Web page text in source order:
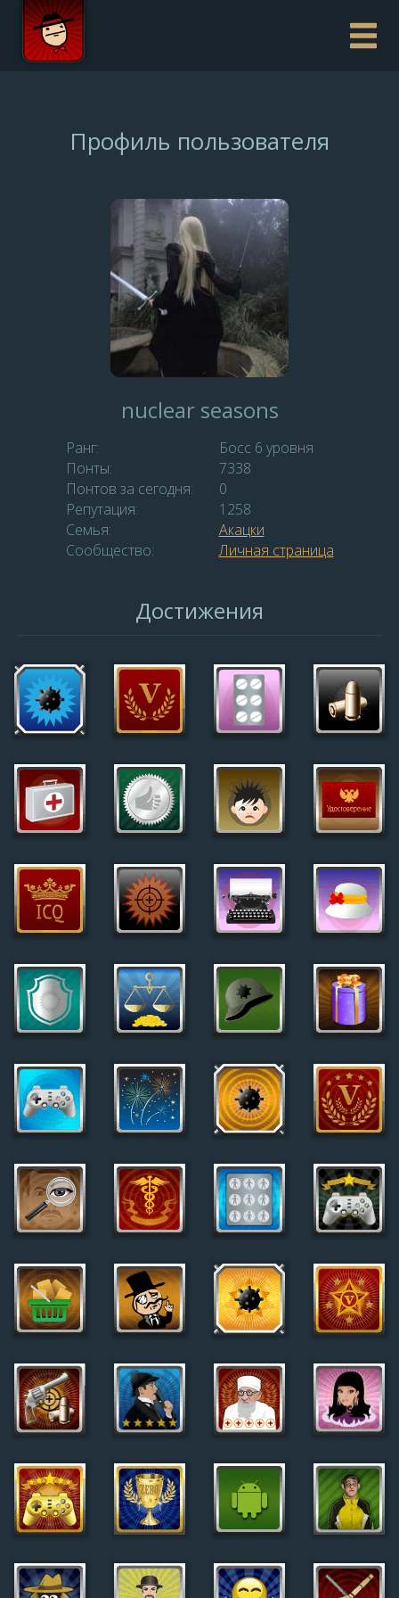
Профиль пользователя
nuclear seasons
Ранг:
Босс 6 уровня
Понты:
7338
Понтов за сегодня:
0
Репутация:
1258
Семья:
Акацки
Сообщество:
Личная страница
Достижения